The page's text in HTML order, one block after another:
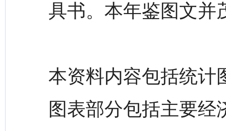
具书。本年鉴图文并
本资料内容包括统计
图表部分包括主要